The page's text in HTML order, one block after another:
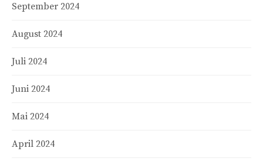
September 2024
August 2024
Juli 2024
Juni 2024
Mai 2024
April 2024